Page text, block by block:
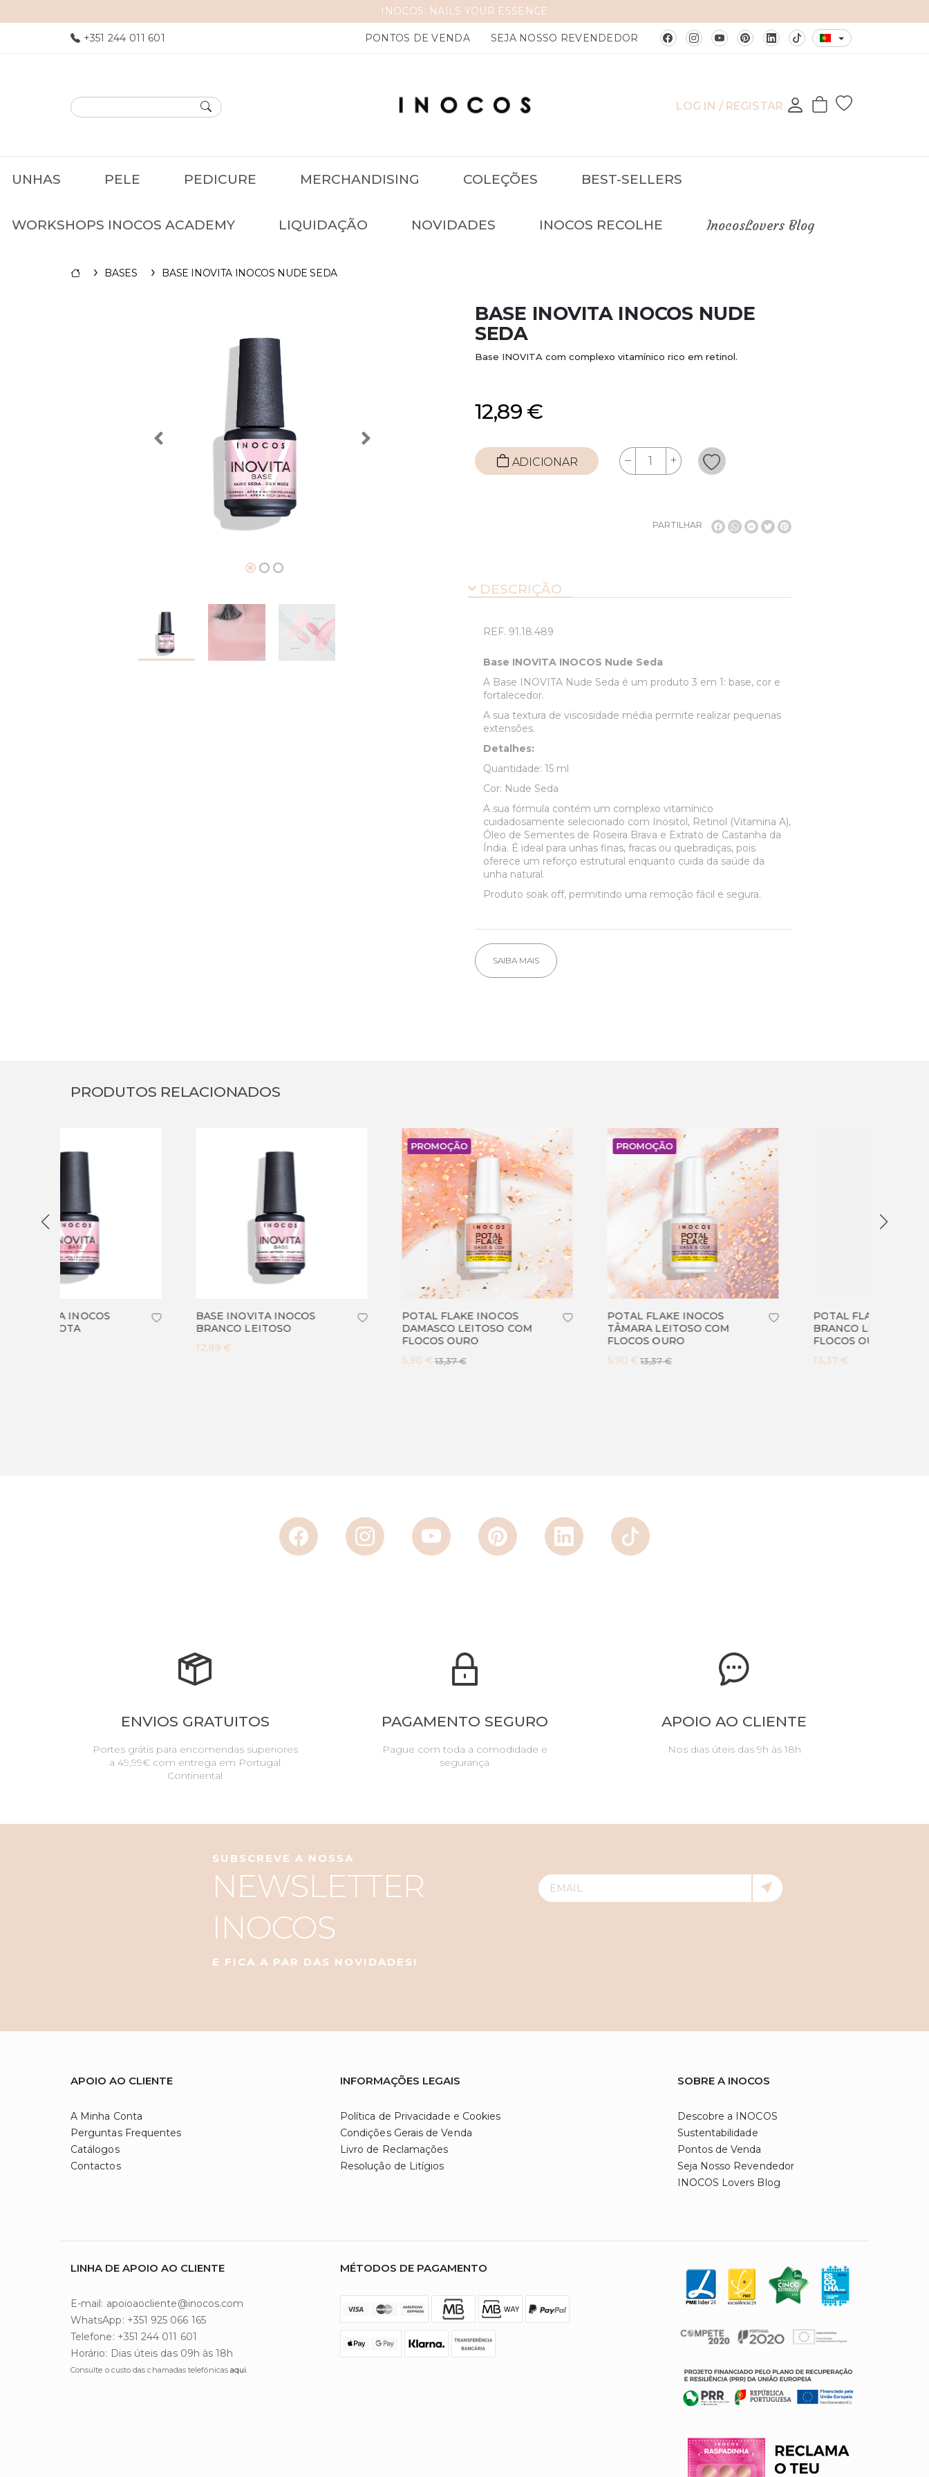
+351 244 011 601 PONTOS DE VENDA SEJA NOSSO REVENDEDOR
LOG IN / REGISTAR
UNHAS PELE PEDICURE MERCHANDISING COLEÇÕES BEST-SELLERS
WORKSHOPS INOCOS ACADEMY LIQUIDAÇÃO NOVIDADES INOCOS RECOLHE InocosLovers Blog
BASES BASE INOVITA INOCOS NUDE SEDA
BASE INOVITA INOCOS NUDE
SEDA
Base INOVITA com complexo vitamínico rico em retinol.
12,89 €
ADICIONAR
PARTILHAR
DESCRIÇÃO
REF. 91.18.489
Base INOVITA INOCOS Nude Seda
A Base INOVITA Nude Seda é um produto 3 em 1: base, cor e
fortalecedor.
A sua textura de viscosidade média permite realizar pequenas
extensões.
Detalhes:
Quantidade: 15 ml
Cor: Nude Seda
A sua fórmula contém um complexo vitamínico
cuidadosamente selecionado com Inositol, Retinol (Vitamina A),
Óleo de Sementes de Roseira Brava e Extrato de Castanha da
Índia. É ideal para unhas finas, fracas ou quebradiças, pois
oferece um reforço estrutural enquanto cuida da saúde da
unha natural.
Produto soak off, permitindo uma remoção fácil e segura.
SAIBA MAIS
PRODUTOS RELACIONADOS
BASE INOVITA INOCOS
BRANCO LEITOSO
POTAL FLAKE INOCOS
DAMASCO LEITOSO COM
PROMOÇÃO
POTAL FLAKE INOCOS
TÂMARA LEITOSO COM
POTAL FLAKE INOCOS
BRANCO LEITOSO COM
ENVIOS GRATUITOS
Portes grátis para encomendas superiores
a 49,99€ com entrega em Portugal
Continental
PAGAMENTO SEGURO
Pague com toda a comodidade e
segurança
APOIO AO CLIENTE
Nos dias úteis das 9h às 18h
SUBSCREVE A NOSSA
NEWSLETTER
INOCOS
E FICA A PAR DAS NOVIDADES!
APOIO AO CLIENTE
A Minha Conta
Perguntas Frequentes
Catálogos
Contactos
INFORMAÇÕES LEGAIS
Política de Privacidade e Cookies
Condições Gerais de Venda
Livro de Reclamações
Resolução de Litígios
SOBRE A INOCOS
Descobre a INOCOS
Sustentabilidade
Pontos de Venda
Seja Nosso Revendedor
INOCOS Lovers Blog
LINHA DE APOIO AO CLIENTE
E-mail: apoioaocliente@inocos.com
WhatsApp: +351 925 066 165
Telefone: +351 244 011 601
Horário: Dias úteis das 09h às 18h
Consulte o custo das chamadas telefónicas aqui.
MÉTODOS DE PAGAMENTO